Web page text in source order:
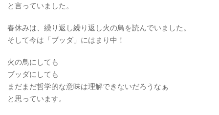
と言っていました。
春休みは、繰り返し繰り返し火の鳥を読んでいました。
そして今は「ブッダ」にはまり中！
火の鳥にしても
ブッダにしても
まだまだ哲学的な意味は理解できないだろうなぁ
と思っています。